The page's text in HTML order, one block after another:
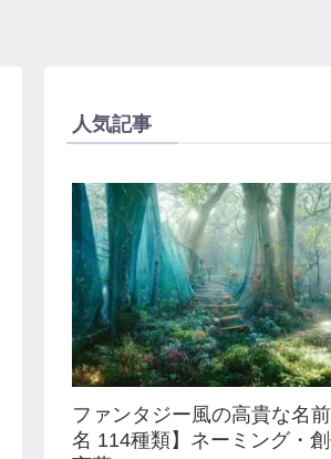
人気記事
ファンタジー風の高貴な名
名 114種類】ネーミング・